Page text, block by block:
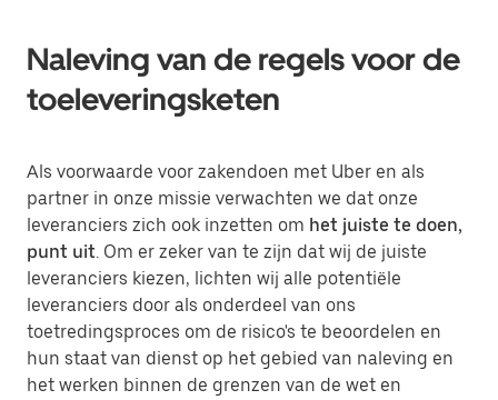
Naleving van de regels voor de
toeleveringsketen
Als voorwaarde voor zakendoen met Uber en als
partner in onze missie verwachten we dat onze
leveranciers zich ook inzetten om het juiste te doen,
punt uit. Om er zeker van te zijn dat wij de juiste
leveranciers kiezen, lichten wij alle potentiële
leveranciers door als onderdeel van ons
toetredingsproces om de risico's te beoordelen en
hun staat van dienst op het gebied van naleving en
het werken binnen de grenzen van de wet en